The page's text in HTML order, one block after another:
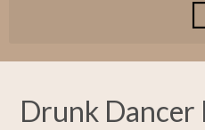
Drunk Dancer